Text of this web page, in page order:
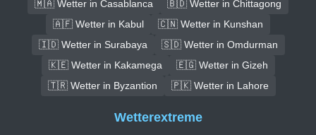
🇲🇦 Wetter in Casablanca
🇧🇩 Wetter in Chittagong
🇦🇫 Wetter in Kabul
🇨🇳 Wetter in Kunshan
🇮🇩 Wetter in Surabaya
🇸🇩 Wetter in Omdurman
🇰🇪 Wetter in Kakamega
🇪🇬 Wetter in Gizeh
🇹🇷 Wetter in Byzantion
🇵🇰 Wetter in Lahore
Wetterextreme